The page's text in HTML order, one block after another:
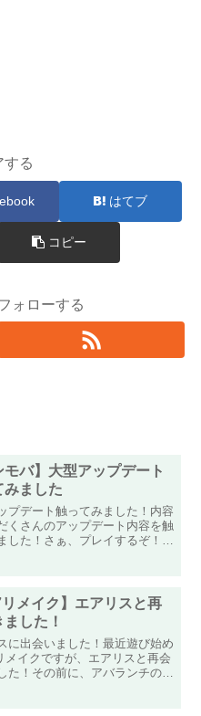
する
はてブ
コピー
ォローする
モバ】大型アップデート
みました
プデート触ってみました！内容
くさんのアップデート内容を触
した！さぁ、プレイするぞ！と
んちゃって玄人と...
リメイク】エアリスと再
した！
に出会いました！最近遊び始め
メイクですが、エアリスと再会
た！その前に、アバランチの拠